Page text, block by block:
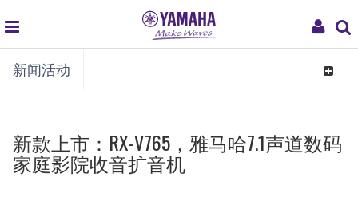
My
global
navigation
新闻活动
Toggle
新款上市：RX-V765，雅马哈7.1声道数码
家庭影院收音扩音机